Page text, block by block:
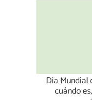
Día Mundial
cuándo